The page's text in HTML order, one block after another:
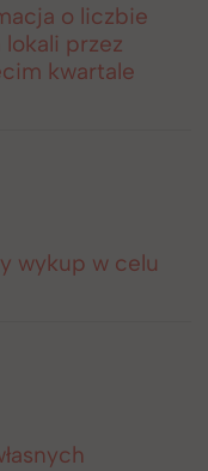
o liczbie
przez
kwartale
wykup w celu